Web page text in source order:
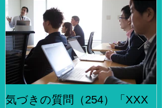
気づきの質問（254）「XXX